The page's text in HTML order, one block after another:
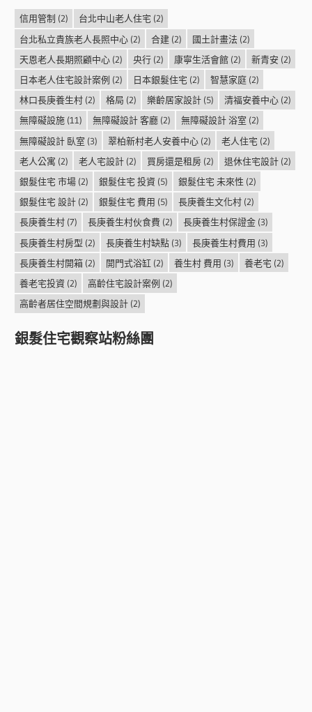
信用管制 (2) 台北中山老人住宅 (2)
台北私立貴族老人長照中心(2) 合建(2) 國土計畫法(2)
天恩老人長期照顧中心(2) 央行(2) 康寧生活會館(2) 新青安 (2)
日本老人住宅設計案例 (2) 日本銀髮住宅 (2) 智慧家庭(2)
林口長庚養生村(2) 格局 (2) 樂齡居家設計(5) 清福安養中心(2)
無障礙設施(11) 無障礙設計 客廳(2) 無障礙設計 浴室 (2)
無障礙設計 臥室 (3) 翠柏新村老人安養中心(2) 老人住宅 (2)
老人公寓 (2) 老人宅設計(2) 買房還是租房(2) 退休住宅設計(2)
銀髮住宅 市場(2) 銀髮住宅 投資(5) 銀髮住宅 未來性 (2)
銀髮住宅 設計(2) 銀髮住宅 費用 (5) 長庚養生文化村(2)
長庚養生村(7) 長庚養生村伙食費 (2) 長庚養生村保證金(3)
長庚養生村房型 (2) 長庚養生村缺點(3) 長庚養生村費用 (3)
長庚養生村開箱(2) 開門式浴缸(2) 養生村 費用 (3) 養老宅 (2)
養老宅投資(2) 高齡住宅設計案例 (2)
高齡者居住空間規劃與設計(2)
銀髮住宅觀察站粉絲團